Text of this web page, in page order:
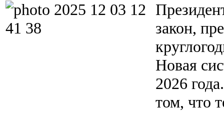
закон,
Новая
2026
том, что